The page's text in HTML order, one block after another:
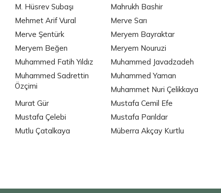
M. Hüsrev Subaşı
Mahrukh Bashir
Mehmet Arif Vural
Merve Sarı
Merve Şentürk
Meryem Bayraktar
Meryem Beğen
Meryem Nouruzi
Muhammed Fatih Yıldız
Muhammed Javadzadeh
Muhammed Sadrettin
Özçimi
Muhammed Yaman
Muhammet Nuri Çelikkaya
Murat Gür
Mustafa Cemil Efe
Mustafa Çelebi
Mustafa Parıldar
Mutlu Çatalkaya
Müberra Akçay Kurtlu